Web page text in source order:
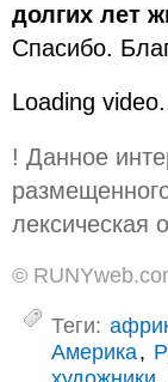
долгих лет
Спасибо.
Loading
! Данное
лексическая
©
Теги:
Америка,